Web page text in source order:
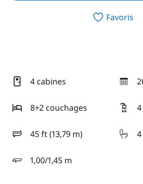
Favoris
4 cabines
8+2 couchages
45 ft (13,79 m)
longueur
1,00/1,45 m
tirant d'eau